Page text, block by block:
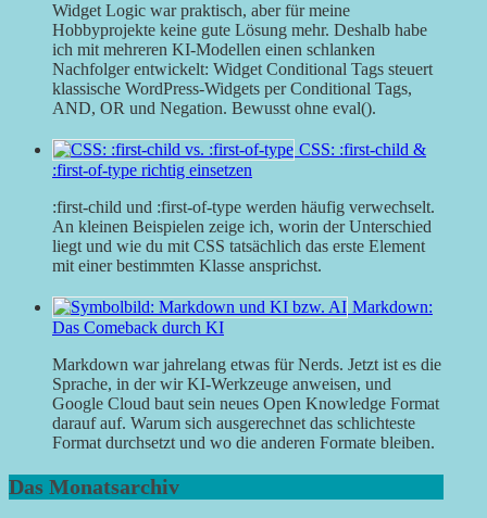
Widget Logic war praktisch, aber für meine
Hobbyprojekte keine gute Lösung mehr. Deshalb habe
ich mit mehreren KI-Modellen einen schlanken
Nachfolger entwickelt: Widget Conditional Tags steuert
klassische WordPress-Widgets per Conditional Tags,
AND, OR und Negation. Bewusst ohne eval().
CSS: :first-child &
:first-of-type richtig einsetzen
:first-child und :first-of-type werden häufig verwechselt.
An kleinen Beispielen zeige ich, worin der Unterschied
liegt und wie du mit CSS tatsächlich das erste Element
mit einer bestimmten Klasse ansprichst.
Markdown:
Das Comeback durch KI
Markdown war jahrelang etwas für Nerds. Jetzt ist es die
Sprache, in der wir KI-Werkzeuge anweisen, und
Google Cloud baut sein neues Open Knowledge Format
darauf auf. Warum sich ausgerechnet das schlichteste
Format durchsetzt und wo die anderen Formate bleiben.
Das Monatsarchiv